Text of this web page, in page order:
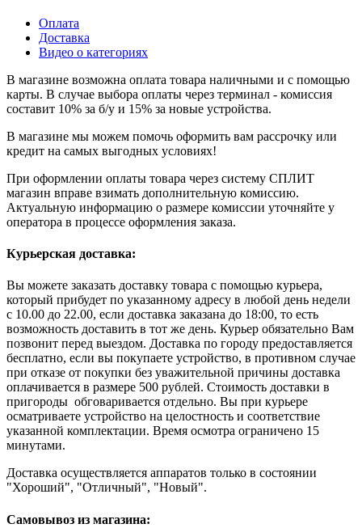
Оплата
Доставка
Видео о категориях
В магазине возможна оплата товара наличными и с помощью
карты. В случае выбора оплаты через терминал - комиссия
составит 10% за б/у и 15% за новые устройства.
В магазине мы можем помочь оформить вам рассрочку или
кредит на самых выгодных условиях!
При оформлении оплаты товара через систему СПЛИТ
магазин вправе взимать дополнительную комиссию.
Актуальную информацию о размере комиссии уточняйте у
оператора в процессе оформления заказа.
Курьерская доставка:
Вы можете заказать доставку товара с помощью курьера,
который прибудет по указанному адресу в любой день недели
с 10.00 до 22.00, если доставка заказана до 18:00, то есть
возможность доставить в тот же день. Курьер обязательно Вам
позвонит перед выездом. Доставка по городу предоставляется
бесплатно, если вы покупаете устройство, в противном случае
при отказе от покупки без уважительной причины доставка
оплачивается в размере 500 рублей. Стоимость доставки в
пригороды обговаривается отдельно. Вы при курьере
осматриваете устройство на целостность и соответствие
указанной комплектации. Время осмотра ограничено 15
минутами.
Доставка осуществляется аппаратов только в состоянии
"Хороший", "Отличный", "Новый".
Самовывоз из магазина: